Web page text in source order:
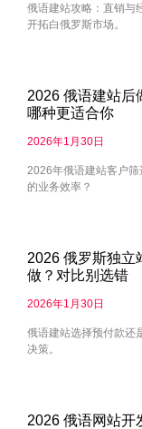
俄语建站攻略：直销与
开拓白俄罗斯市场。
2026 俄语建站后
哪种更适合你
2026年1月30日
2026年俄语建站客户
的业务效率？
2026 俄罗斯独立
做？对比别选错
2026年1月30日
俄语建站选择预付款还
决策。
2026 俄语网站开